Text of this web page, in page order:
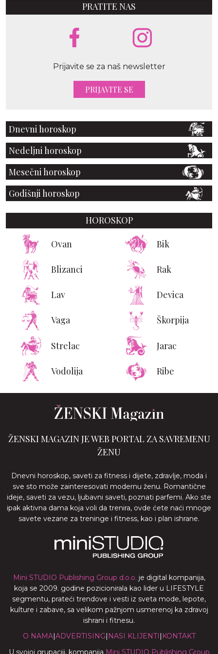
PRATITE NAS
Prijavite se za naš newsletter
PRIJAVITE SE
Dnevni horoskop
Nedeljni horoskop
Mesečni horoskop
Godišnji horoskop
HOROSKOP
Ovan Bik
Blizanci Rak
Lav Devica
Vaga Škorpija
Strelac Jarac
Vodolija Ribe
ŽENSKI MAGAZIN JE WEB PORTAL ZA SAVREMENU
ŽENU
Dnevni horoskop, saveti za fitness i dijete, zdravlje, moda i
sve sto može zainteresovati modernu ženu. Romantične
ideje, saveti za vezu, ljubavni saveti, poznati parfemi. Ako ste
ipak aktivna dama koja voli da trenira, ovde ćete naći mnoge
savete vezane za treninge i fitness, kao i plan ishrane.
Mini STUDIO Publishing Group d.o.o. je digital kompanija,
koja se 2009. godine pozicionirala kao lider u LIFESTYLE
segmentu, prateći trendove i vesti iz sveta mode, lepote,
kulture i zabave, sa velikom pažnjom usmerenoj ka zdravoj
ishrani i fitnesu.
O NAMA|ADVERTISING| NASI KLIJENTI | KONTAKT
U svojoj grupaciji, kompanija Mini STUDIO Publishing Group